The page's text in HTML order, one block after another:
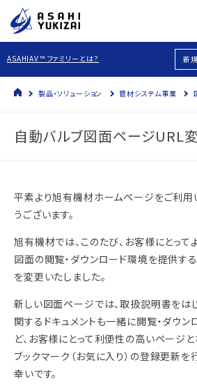
ASAHIAV™ ファミリーとは？ 新
製品・ソリューション 管材システム事業
自動バルブ図面ページURL
平素より旭有機材ホームページをご利用
うございます。
旭有機材では、このたび、お客様にとっ
図面の閲覧・ダウンロード環境を提供す
を変更いたしました。
新しい図面ページでは、取扱説明書をは
関するドキュメントも一緒に閲覧・ダウ
ど、お客様にとって利便性の高いページ
ブックマーク（お気に入り）の登録更新
幸いです。